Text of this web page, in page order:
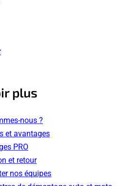
plus
nous ?
et avantages
PRO
et retour
nos équipes